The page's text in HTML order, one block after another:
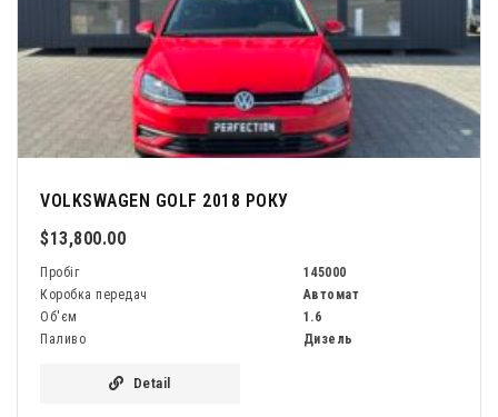
VOLKSWAGEN GOLF 2018 РОКУ
$13,800.00
Пробіг
145000
Коробка передач
Автомат
Об'єм
1.6
Паливо
Дизель
Detail